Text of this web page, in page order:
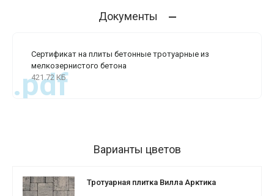
Документы
Сертификат на плиты бетонные тротуарные из
мелкозернистого бетона
421.72 КБ
.pdf
Варианты цветов
Тротуарная плитка Вилла Арктика